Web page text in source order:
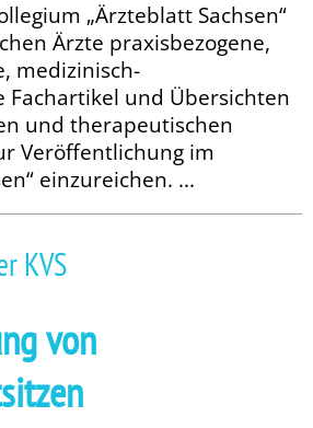
„Ärzteblatt Sachsen“
Ärzte praxisbezogene,
medizinisch-
Fachartikel und Übersichten
und therapeutischen
Veröffentlichung im
einzureichen. ...
KVS
von